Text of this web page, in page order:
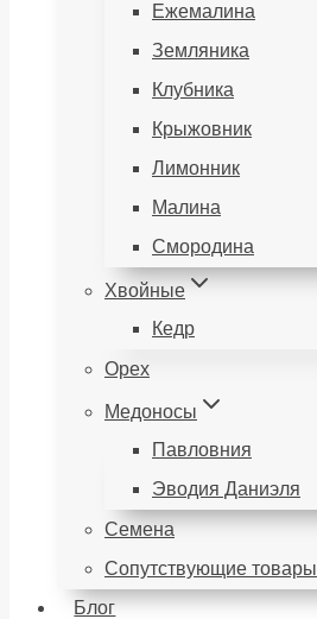
Ежемалина
Земляника
Клубника
Крыжовник
Лимонник
Малина
Смородина
Хвойные
Кедр
Орех
Медоносы
Павловния
Эводия Даниэля
Семена
Сопутствующие товары
Блог